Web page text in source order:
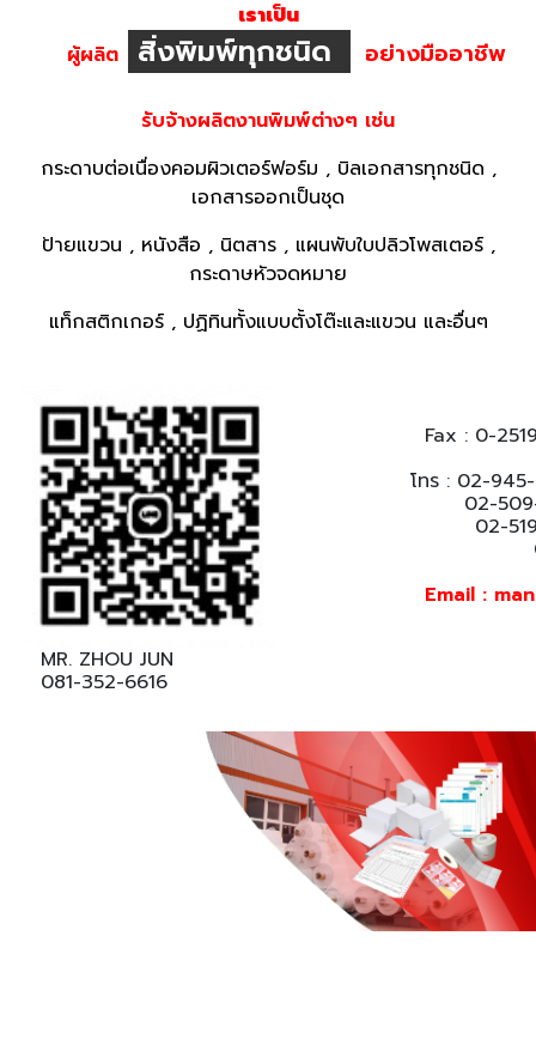
เราเป็น
ผู้ผลิต
สิ่งพิมพ์ทุกชนิด อย่างมืออาชีพ
รับจ้างผลิตงานพิมพ์ต่างๆ เช่น
กระดาบต่อเนื่องคอมผิวเตอร์ฟอร์ม , บิลเอกสารทุกชนิด ,
เอกสารออกเป็นชุด
ป้ายแขวน , หนังสือ , นิตสาร , แผนพับใบปลิวโพสเตอร์ ,
กระดาษหัวจดหมาย
แท็กสติกเกอร์ , ปฏิทินทั้งแบบตั้งโต๊ะและแขวน และอื่นๆ
Fax : 0-
โทร : 02-
02-509-
02-519-
02-
Email :
MR. ZHOU JUN
081-352-6616